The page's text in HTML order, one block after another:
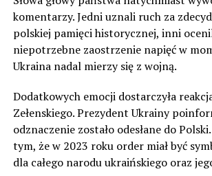
komentarzy. Jedni uznali ruch za
polskiej pamięci historycznej, inni
niepotrzebne zaostrzenie napięć w
Ukraina nadal mierzy się z wojną.
Dodatkowych emocji dostarczyła
Zełenskiego. Prezydent Ukrainy
odznaczenie zostało odesłane do
tym, że w 2023 roku order miał być
dla całego narodu ukraińskiego oraz